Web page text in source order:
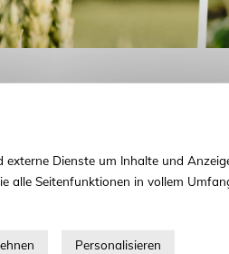
Dienste um Inhalte und
alle Seitenfunktionen in vollem